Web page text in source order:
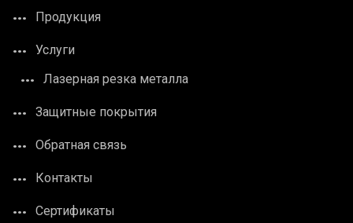
Продукция
Услуги
Лазерная резка металла
Защитные покрытия
Обратная связь
Контакты
Сертификаты